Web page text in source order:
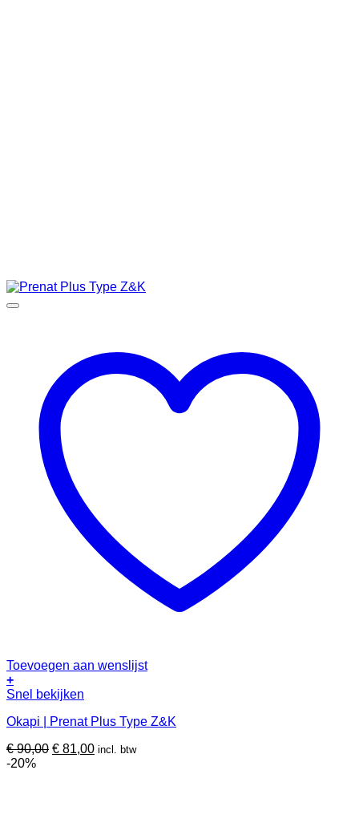
Toevoegen aan wenslijst
+
Snel bekijken
Okapi | Prenat Plus Type Z&K
€90,00 Oorspronkelijke
€ 81,00Huidige
incl. btw
-20%